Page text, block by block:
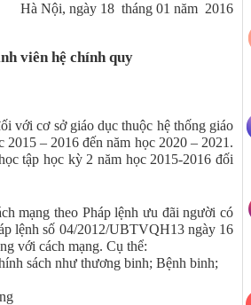
Hà Nội, ngày 18 tháng 01 năm 2016
viên hệ chính quy
với cơ sở giáo dục thuộc hệ thống giáo
– 2016 đến năm học 2020 – 2021.
tập học kỳ 2 năm học 2015-2016 đối
mạng theo Pháp lệnh ưu đãi người có
lệnh số 04/2012/UBTVQH13 ngày 16
với cách mạng. Cụ thể:
sách như thương binh; Bệnh binh;